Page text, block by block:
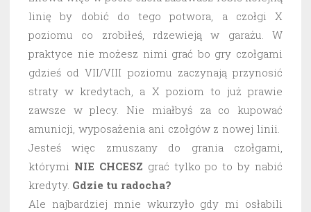
linię by dobić do tego potwora, a czołgi X
poziomu co zrobiłeś, rdzewieją w garażu. W
praktyce nie możesz nimi grać bo gry czołgami
gdzieś od VII/VIII poziomu zaczynają przynosić
straty w kredytach, a X poziom to już prawie
zawsze w plecy. Nie miałbyś za co kupować
amunicji, wyposażenia ani czołgów z nowej linii.
Jesteś więc zmuszany do grania czołgami,
którymi NIE CHCESZ grać tylko po to by nabić
kredyty. Gdzie tu radocha?
Ale najbardziej mnie wkurzyło gdy mi osłabili